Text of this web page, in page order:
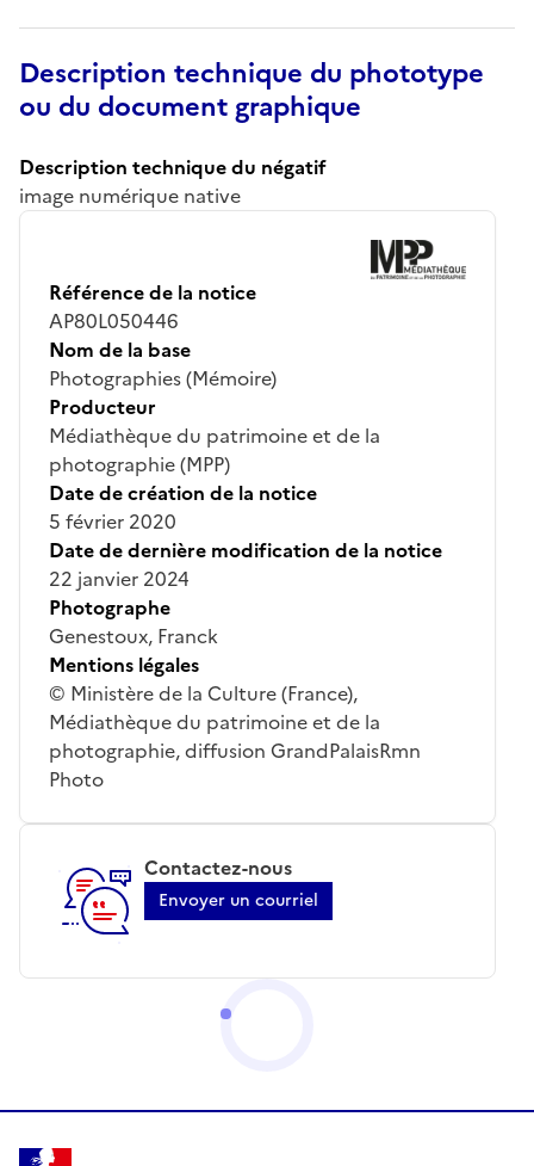
Description technique du phototype
ou du document graphique
Description technique du négatif
image numérique native
Référence de la notice
AP80L050446
Nom de la base
Photographies (Mémoire)
Producteur
Médiathèque du patrimoine et de la
photographie (MPP)
Date de création de la notice
5 février 2020
Date de dernière modification de la notice
22 janvier 2024
Photographe
Genestoux, Franck
Mentions légales
© Ministère de la Culture (France),
Médiathèque du patrimoine et de la
photographie, diffusion GrandPalaisRmn
Photo
Contactez-nous
Envoyer un courriel